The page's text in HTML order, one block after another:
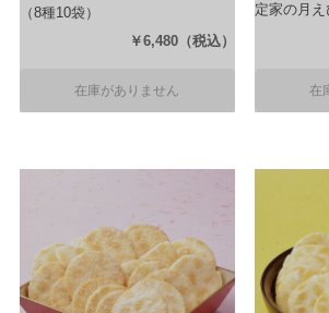
（8種10袋）
￥6,480 （税込）
在庫がありません
定家の月え
在